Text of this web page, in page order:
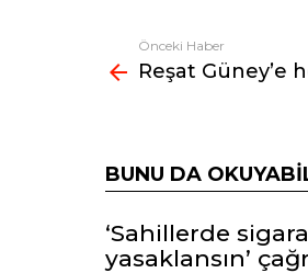
Fazlasına
bak
Önceki Haber
Reşat Güney’e
BUNU DA
‘Sahillerde
yasaklansın’